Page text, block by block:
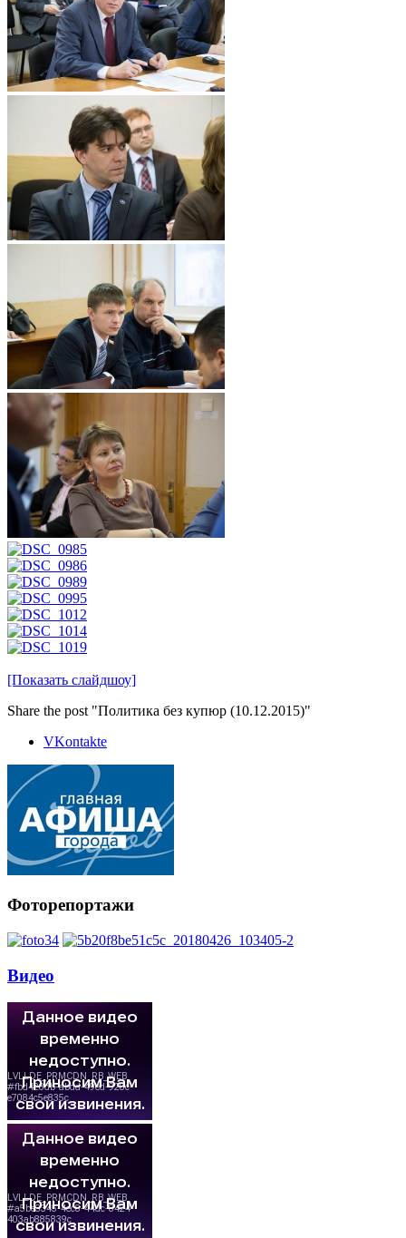
[Показать слайдшоу]
Share the post "Политика без купюр (10.12.2015)"
VKontakte
Фоторепортажи
Видео